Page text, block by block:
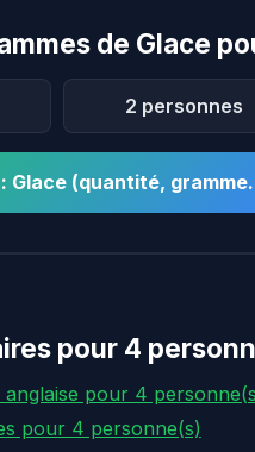
de Glace
2 personnes
Glace (quantité,
pour 4
anglaise pour 4
pour 4 personne(s)